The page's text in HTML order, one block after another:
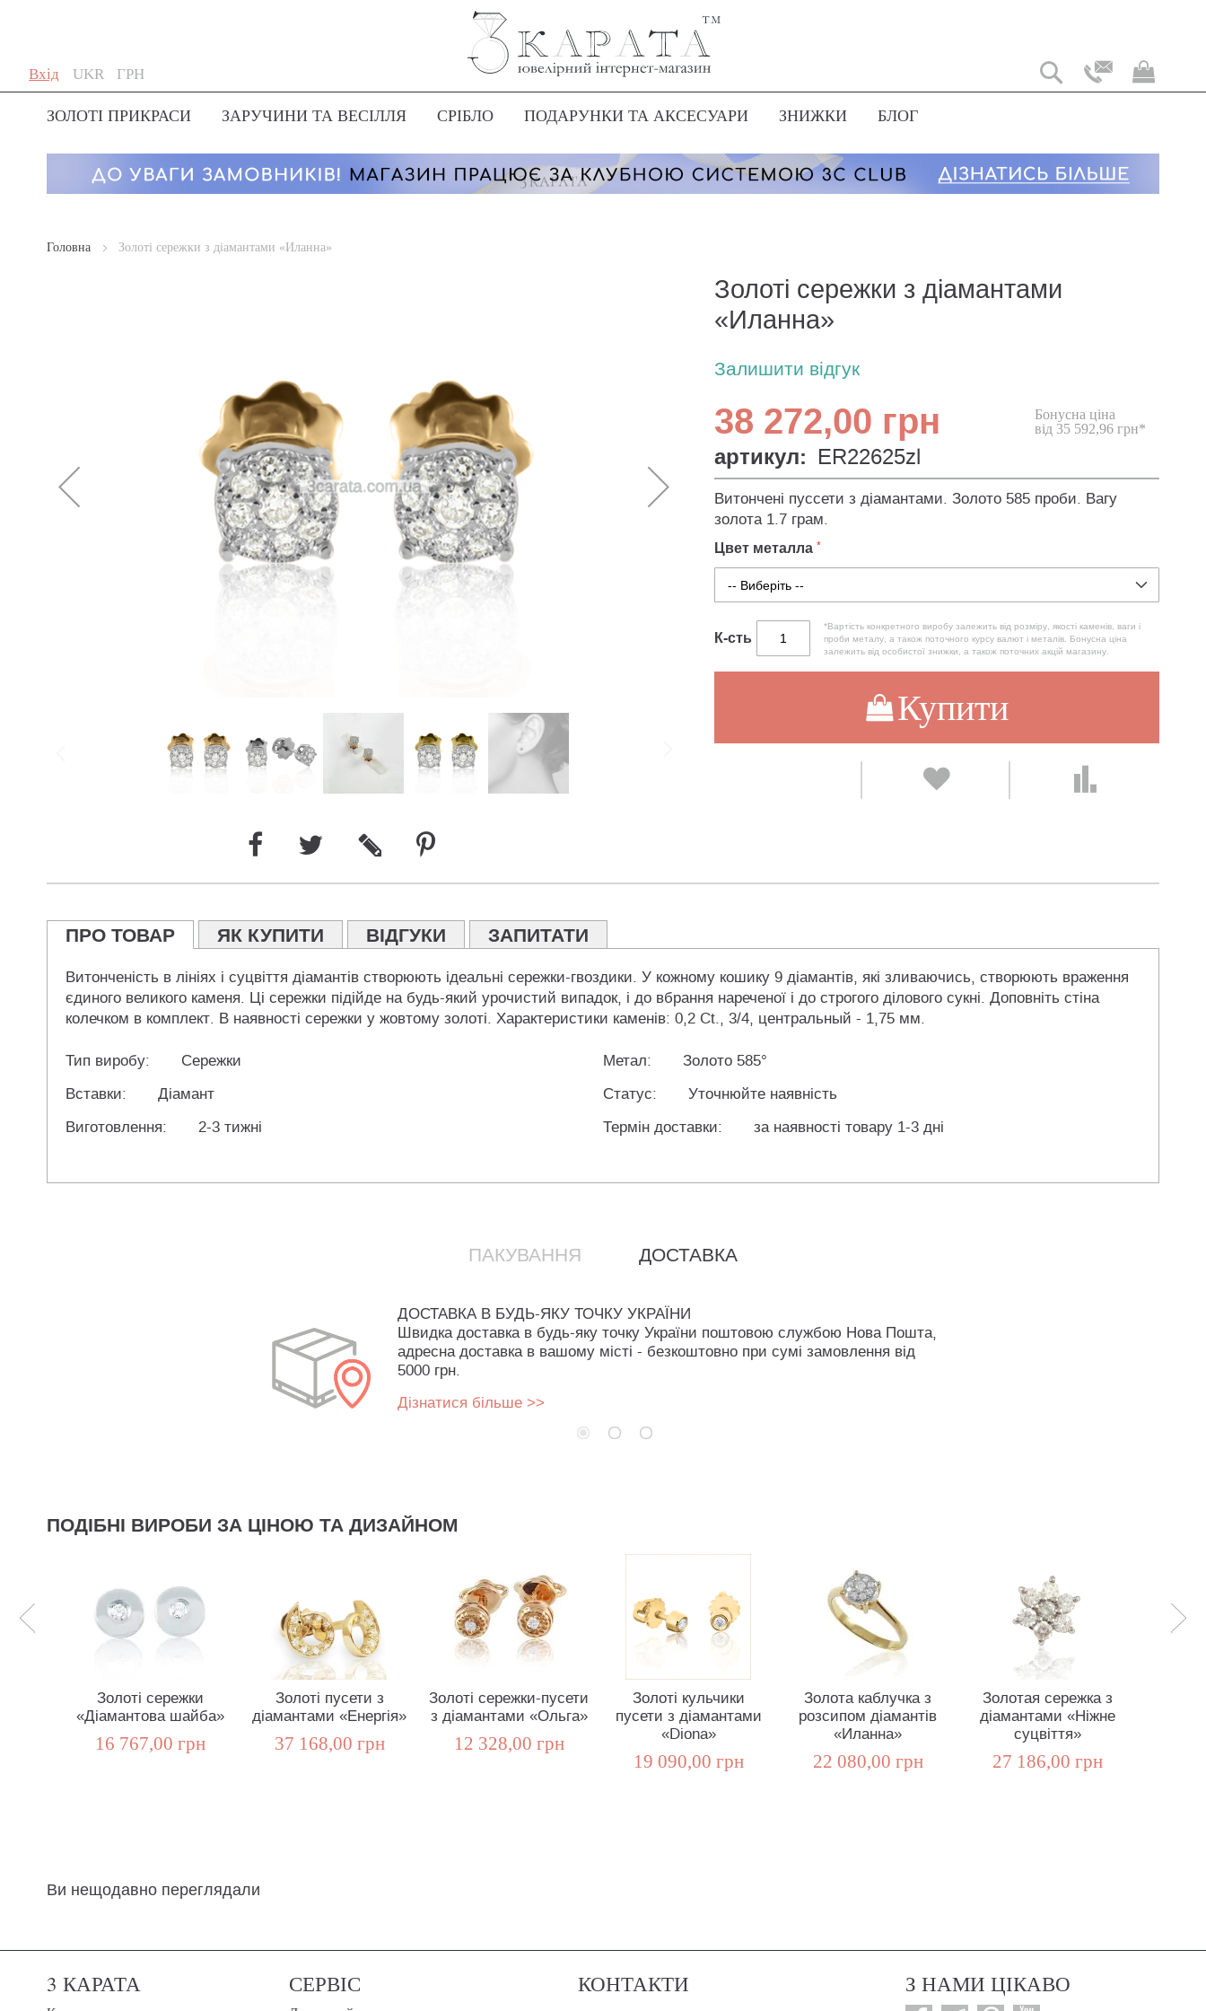
Вхід
Skip
to
Content
Мова
UKR
Мій
Валюта
ГРН
ЗОЛОТІ ПРИКРАСИ ЗАРУЧИНИ ТА ВЕСІЛЛЯ СРІБЛО ПОДАРУНКИ ТА АКСЕСУАРИ ЗНИЖКИ БЛОГ
Головна Золоті сережки з діамантами «Иланна»
Золоті сережки з діамантами
«Иланна»
Залишити відгук
38 272,00 грн
Бонусна ціна
від 35 592,96 грн*
артикул: ER22625zl
Витончені пуссети з діамантами. Золото 585 проби. Вагу
золота 1.7 грам.
Цвет металла
К-сть
*Вартість конкретного виробу залежить від розміру, якості каменів, ваги і
проби металу, а також поточного курсу валют і металів. Бонусна ціна
залежить від особистої знижки, а також поточних акцій магазину.
Купити
ПРО ТОВАР ЯК КУПИТИ ВІДГУКИ ЗАПИТАТИ
Витонченість в лініях і суцвіття діамантів створюють ідеальні сережки-гвоздики. У кожному кошику 9 діамантів, які зливаючись, створюють враження
єдиного великого каменя. Ці сережки підійде на будь-який урочистий випадок, і до вбрання нареченої і до строгого ділового сукні. Доповніть стіна
колечком в комплект. В наявності сережки у жовтому золоті. Характеристики каменів: 0,2 Ct., 3/4, центральный - 1,75 мм.
Тип виробу: Сережки Метал:
Золото 585°
Вставки:
Діамант Статус:
Уточнюйте наявність
Виготовлення:
2-3 тижні Термін доставки: за наявності товару 1-3 дні
ПАКУВАННЯ ДОСТАВКА
ДОСТАВКА В БУДЬ-ЯКУ ТОЧКУ УКРАЇНИ
Швидка доставка в будь-яку точку України поштовою службою Нова Пошта,
адресна доставка в вашому місті - безкоштовно при сумі замовлення від
5000 грн.
Дізнатися більше >>
ПОДІБНІ ВИРОБИ ЗА ЦІНОЮ ТА ДИЗАЙНОМ
Золоті сережки
«Діамантова шайба»
16 767,00 грн
Золоті пусети з
діамантами «Енергія»
37 168,00 грн
Золоті сережки-пусети
з діамантами «Ольга»
12 328,00 грн
Золоті кульчики
пусети з діамантами
«Diona»
19 090,00 грн
Золота каблучка з
розсипом діамантів
«Иланна»
22 080,00 грн
Золотая сережка з
діамантами «Ніжне
суцвіття»
27 186,00 грн
Ви нещодавно переглядали
3 КАРАТА СЕРВІС КОНТАКТИ З НАМИ ЦІКАВО